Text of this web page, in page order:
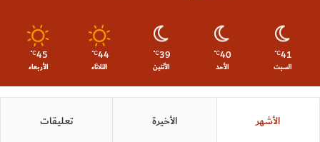
41
℃
السبت
40
℃
الأحد
39
℃
الأثنين
44
℃
الثلاثاء
45
℃
الأربعاء
الأشهر الأخيرة تعليقات